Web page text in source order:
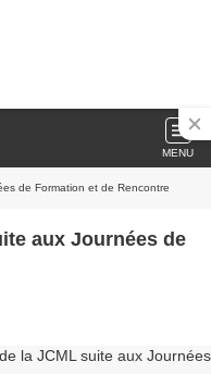
MENU
de Formation et de Rencontre
aux Journées de